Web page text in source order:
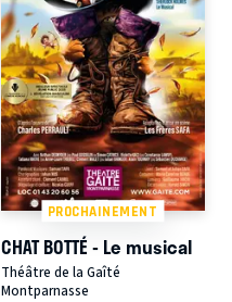
PROCHAINEMENT
CHAT BOTTÉ - Le musical
Théâtre de la Gaîté
Montparnasse